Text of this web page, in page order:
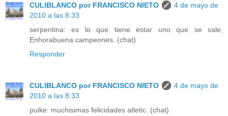
CULIBLANCO por FRANCISCO NIETO
4 de mayo de
2010 a las 8:33
serpentina: es lo que tiene estar uno que se sale,
Enhorabuena campeones. (chat)
Responder
CULIBLANCO por FRANCISCO NIETO
4 de mayo de
2010 a las 8:33
puike: muchisimas felicidades atletic. (chat)